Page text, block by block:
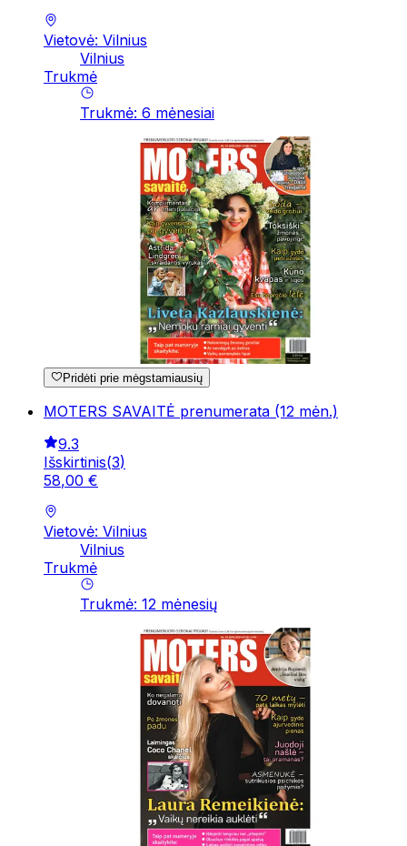
Vietovė: Vilnius
Vilnius
Trukmė
Trukmė: 6 mėnesiai
Pridėti prie mėgstamiausių
MOTERS SAVAITĖ prenumerata (12 mėn.)
9.3
Išskirtinis(3)
58,00 €
Vietovė: Vilnius
Vilnius
Trukmė
Trukmė: 12 mėnesių